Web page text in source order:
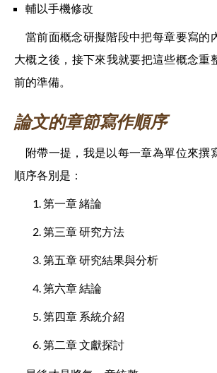
輔以手機修改
當前面概念研擬階段中把每章要寫的
大概之後，接下來我就要把這些概念重
前的準備。
論文的章節寫作順序
附帶一提，我是以每一章為單位來撰
順序各別是：
第一章 緒論
第三章 研究方法
第五章 研究結果與分析
第六章 結論
第四章 系統介紹
第二章 文獻探討